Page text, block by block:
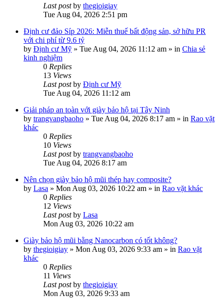
Last postby thegioigiay
Tue Aug 04, 2026 2:51 pm
Định cư đảo Síp 2026: Miễn thuế bất động sản, sở hữu PR
với chi phí từ 9.6 tỷ
by Định cư Mỹ » Tue Aug 04, 2026 11:12 am » in Chia sẻ
kinh nghiệm
0 Replies
13 Views
Last postby Định cư Mỹ
Tue Aug 04, 2026 11:12 am
Giải pháp an toàn với giày bảo hộ tại Tây Ninh
by trangvangbaoho » Tue Aug 04, 2026 8:17 am » in Rao vặt
khác
0 Replies
10 Views
Last postby trangvangbaoho
Tue Aug 04, 2026 8:17 am
Nên chọn giày bảo hộ mũi thép hay composite?
by Lasa » Mon Aug 03, 2026 10:22 am » in Rao vặt khác
0 Replies
12 Views
Last postby Lasa
Mon Aug 03, 2026 10:22 am
Giày bảo hộ mũi bằng Nanocarbon có tốt không?
by thegioigiay » Mon Aug 03, 2026 9:33 am » in Rao vặt
khác
0 Replies
11 Views
Last postby thegioigiay
Mon Aug 03, 2026 9:33 am